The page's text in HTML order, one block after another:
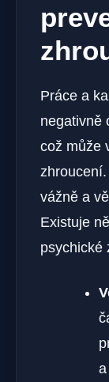
Práce a
negativně
což může
vážně a
Existuje
psychické